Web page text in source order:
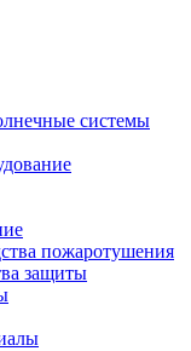
системы
пожаротушения
защиты